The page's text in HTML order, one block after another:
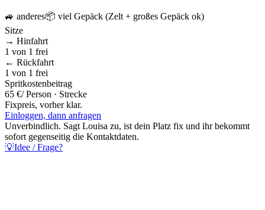
🚙 anderes📦 viel Gepäck (Zelt + großes Gepäck ok)
Sitze
→ Hinfahrt
1 von 1 frei
← Rückfahrt
1 von 1 frei
Spritkostenbeitrag
65 €/ Person · Strecke
Fixpreis, vorher klar.
Einloggen, dann anfragen
Unverbindlich. Sagt Louisa zu, ist dein Platz fix und ihr bekommt
sofort gegenseitig die Kontaktdaten.
💡Idee / Frage?